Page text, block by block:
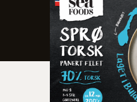
Skriv inn søket i feltet over